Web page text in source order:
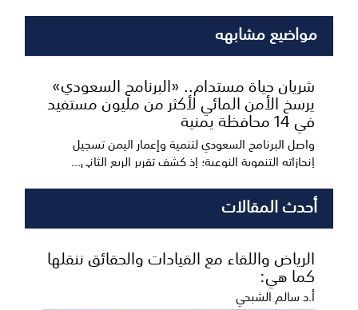
مواضيع مشابهه
شريان حياة مستدام.. «البرنامج السعودي»
يرسخ الأمن المائي لأكثر من مليون مستفيد
في 14 محافظة يمنية
واصل البرنامج السعودي لتنمية وإعمار اليمن تسجيل
إنجازاته التنموية النوعية؛ إذ كشف تقرير الربع الثاني...
أحدث المقالات
الرياض واللقاء مع القيادات والحقائق ننقلها
كما هي:
أ.د سالم الشبحي